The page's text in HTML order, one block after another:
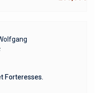
Forteresses.